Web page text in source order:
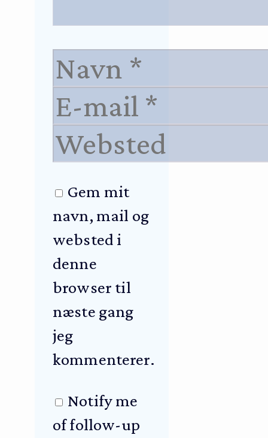
Navn
E-
mail
Websted
Gem mit
navn, mail og
websted i
denne
browser til
næste gang
jeg
kommenterer.
Notify me
of follow-up